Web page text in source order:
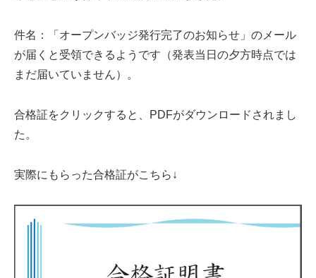
件名：「オープンバッジ発行完了のお知らせ」のメール
が届くと受領できるようです（発表当日の夕方時点では
まだ届いていません）。
合格証をクリックすると、PDFがダウンロードされまし
た。
実際にもらった合格証がこちら↓